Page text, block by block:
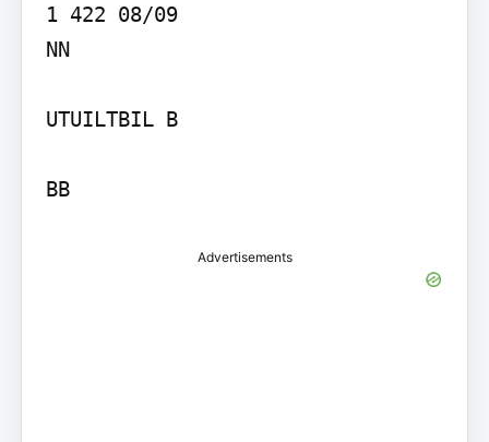
1 422 08/09
NN
UTUILTBIL B
BB
Advertisements